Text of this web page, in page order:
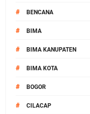
# BENCANA
# BIMA
# BIMA KANUPATEN
# BIMA KOTA
# BOGOR
# CILACAP